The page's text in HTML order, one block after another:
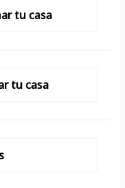
tu casa
tu casa